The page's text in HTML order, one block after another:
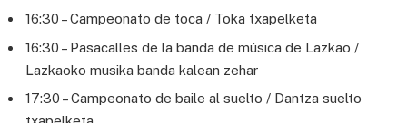
16:30 – Campeonato de toca / Toka txapelketa
16:30 – Pasacalles de la banda de música de Lazkao /
Lazkaoko musika banda kalean zehar
17:30 – Campeonato de baile al suelto / Dantza suelto